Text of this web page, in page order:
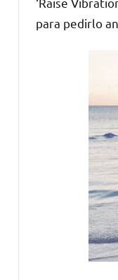
para pedirlo